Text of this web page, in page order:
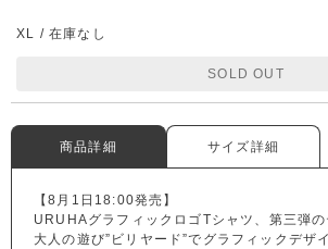
XL / 在庫なし
SOLD OUT
商品詳細 サイズ詳細
【8月1日18:00発売】
URUHAグラフィックロゴTシャツ、第三弾の
大人の遊び”ビリヤード”でグラフィックデザイ